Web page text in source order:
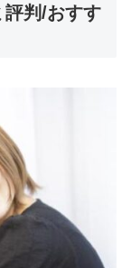
評判/おすす